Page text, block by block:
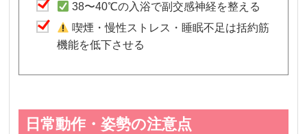
38〜40℃の入浴で副交感神経を整える
喫煙・慢性ストレス・睡眠不足は括約筋
機能を低下させる
日常動作・姿勢の注意点